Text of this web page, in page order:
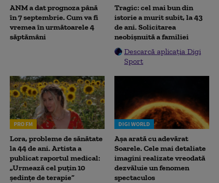
ANM a dat prognoza până
în 7 septembrie. Cum va fi
vremea în următoarele 4
săptămâni
Tragic: cel mai bun din
istorie a murit subit, la 43
de ani. Solicitarea
neobișnuită a familiei
Descarcă aplicația Digi
Sport
PRO FM
Lora, probleme de sănătate
la 44 de ani. Artista a
publicat raportul medical:
„Urmează cel puțin 10
ședințe de terapie”
DIGI WORLD
Așa arată cu adevărat
Soarele. Cele mai detaliate
imagini realizate vreodată
dezvăluie un fenomen
spectaculos